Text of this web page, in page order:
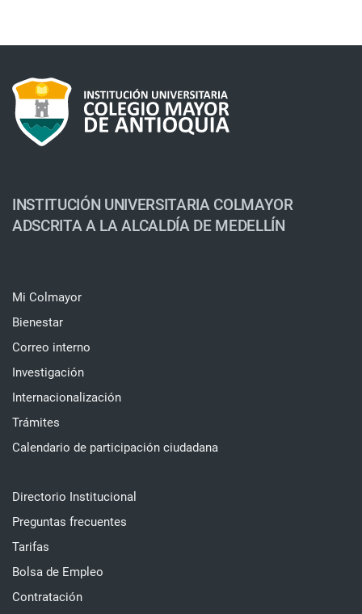
INSTITUCIÓN UNIVERSITARIA COLMAYOR
ADSCRITA A LA ALCALDÍA DE MEDELLÍN
Mi Colmayor
Bienestar
Correo interno
Investigación
Internacionalización
Trámites
Calendario de participación ciudadana
Directorio Institucional
Preguntas frecuentes
Tarifas
Bolsa de Empleo
Contratación